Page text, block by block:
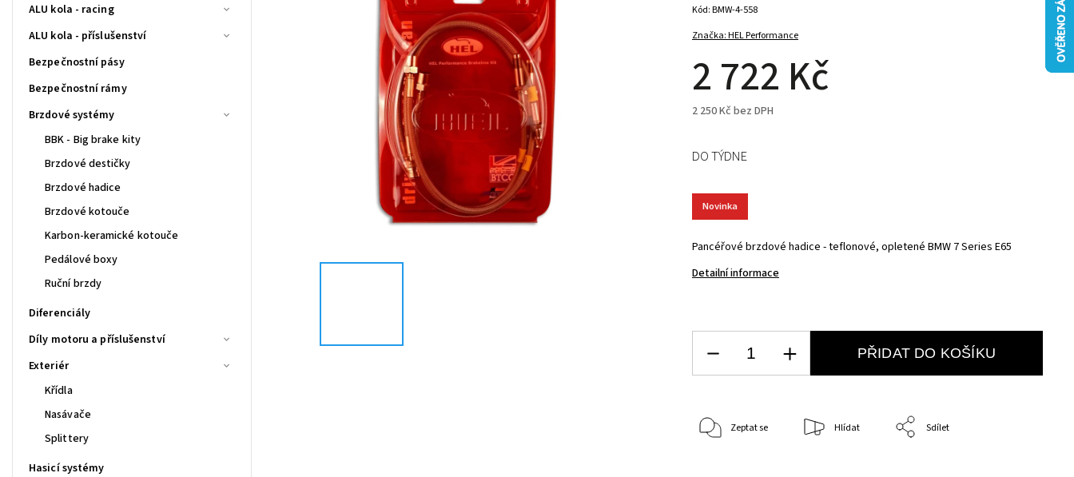
ALU kola - racing
ALU kola - příslušenství
Bezpečnostní pásy
Bezpečnostní rámy
Brzdové systémy
BBK - Big brake kity
Brzdové destičky
Brzdové hadice
Brzdové kotouče
Karbon-keramické kotouče
Pedálové boxy
Ruční brzdy
Diferenciály
Díly motoru a příslušenství
Exteriér
Křídla
Nasávače
Splittery
Hasicí systémy
Značka:HEL Performance
2 722 Kč
2 250 Kč bez DPH
Kód:BMW-4-558
Pancéřové brzdové hadice - teflonové, opletené BMW 7 Series E65
Detailní informace
Novinka
DO TÝDNE
PŘIDAT DO KOŠÍKU
Zeptat se Hlídat Sdílet